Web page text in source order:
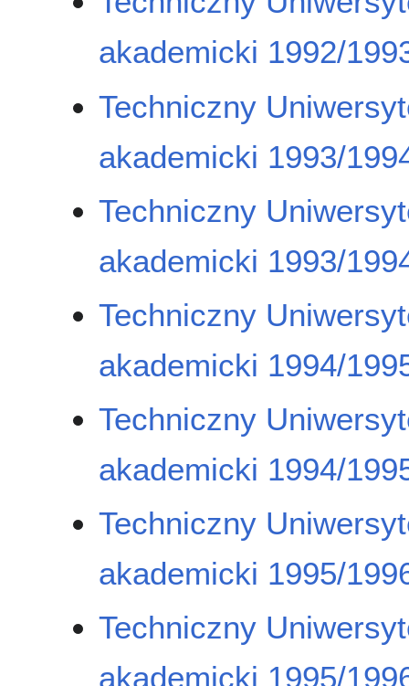
akademicki 1992/
Techniczny
akademicki 1993/
Techniczny
akademicki 1993/
Techniczny
akademicki 1994/
Techniczny
akademicki 1994/
Techniczny
akademicki 1995/
Techniczny
akademicki 1995/